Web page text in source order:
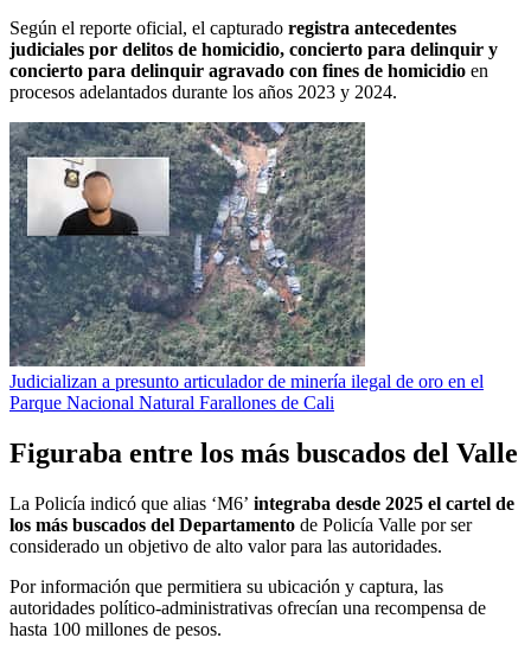
Según el reporte oficial, el capturado registra antecedentes
judiciales por delitos de homicidio, concierto para delinquir y
concierto para delinquir agravado con fines de homicidio en
procesos adelantados durante los años 2023 y 2024.
Judicializan a presunto articulador de minería ilegal de oro en el
Parque Nacional Natural Farallones de Cali
Figuraba entre los más buscados del Valle
La Policía indicó que alias ‘M6’ integraba desde 2025 el cartel de
los más buscados del Departamento de Policía Valle por ser
considerado un objetivo de alto valor para las autoridades.
Por información que permitiera su ubicación y captura, las
autoridades político-administrativas ofrecían una recompensa de
hasta 100 millones de pesos.